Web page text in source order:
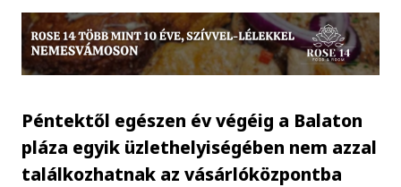
Péntektől egészen év végéig a Balaton
pláza egyik üzlethelyiségében nem azzal
találkozhatnak az vásárlóközpontba